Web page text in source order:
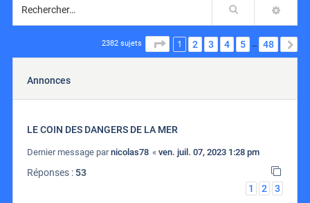
Rechercher
2382 sujets PAGE 1 SUR 48
1 2 3 4 5 … 48
Annonces
LE COIN DES DANGERS DE LA MER
Dernier message parnicolas78 « ven. juil. 07, 2023 1:28 pm
Réponses :53
1
2 3